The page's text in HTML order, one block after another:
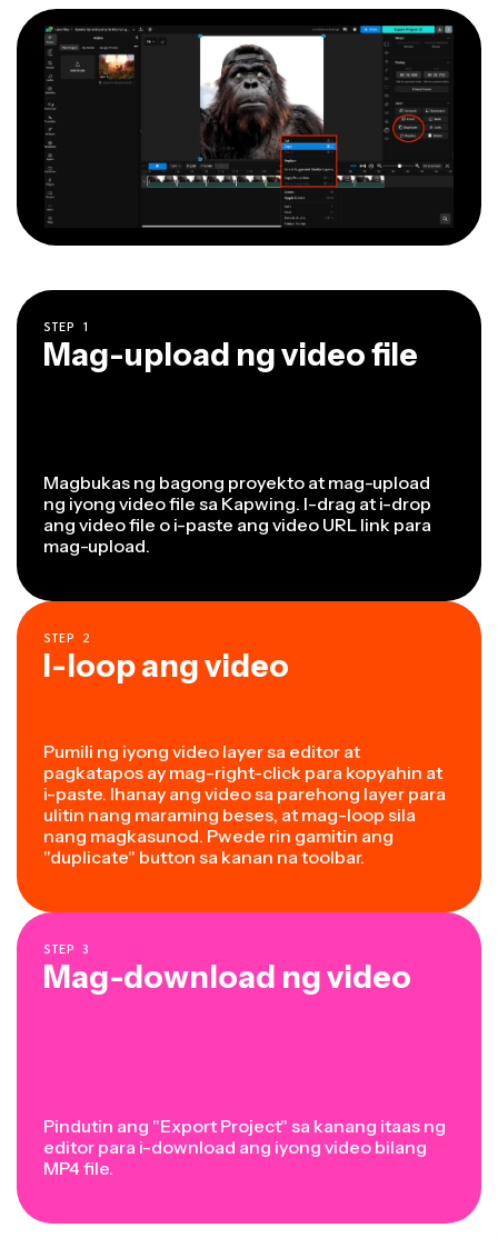
STEP 1
Mag-upload ng video file
Magbukas ng bagong proyekto at mag-upload
ng iyong video file sa Kapwing. I-drag at i-drop
ang video file o i-paste ang video URL link para
mag-upload.
STEP 2
I-loop ang video
Pumili ng iyong video layer sa editor at
pagkatapos ay mag-right-click para kopyahin at
i-paste. Ihanay ang video sa parehong layer para
ulitin nang maraming beses, at mag-loop sila
nang magkasunod. Pwede rin gamitin ang
"duplicate" button sa kanan na toolbar.
STEP 3
Mag-download ng video
Pindutin ang "Export Project" sa kanang itaas ng
editor para i-download ang iyong video bilang
MP4 file.